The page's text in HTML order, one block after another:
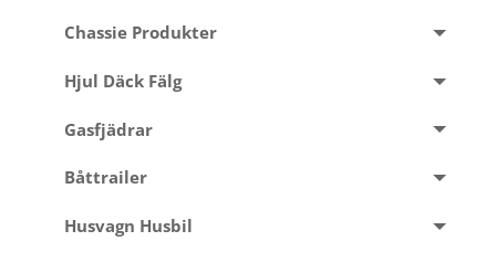
Chassie Produkter
Hjul Däck Fälg
Gasfjädrar
Båttrailer
Husvagn Husbil